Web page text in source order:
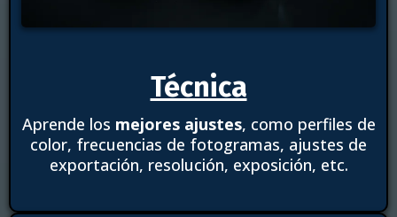
Técnica
Aprende los mejores ajustes, como perfiles de
color, frecuencias de fotogramas, ajustes de
exportación, resolución, exposición, etc.